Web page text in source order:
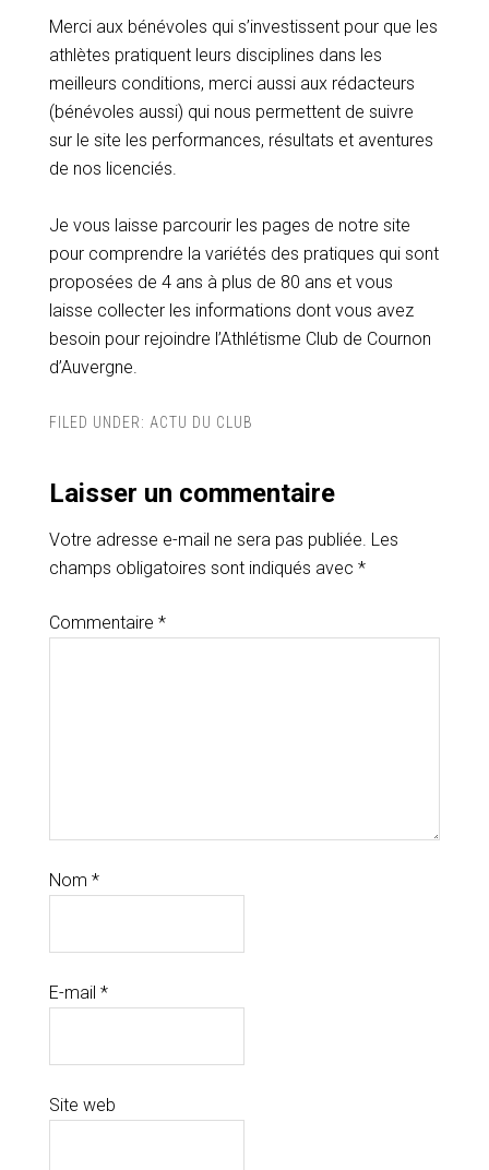
Merci aux bénévoles qui s’investissent pour que les
athlètes pratiquent leurs disciplines dans les
meilleurs conditions, merci aussi aux rédacteurs
(bénévoles aussi) qui nous permettent de suivre
sur le site les performances, résultats et aventures
de nos licenciés.
Je vous laisse parcourir les pages de notre site
pour comprendre la variétés des pratiques qui sont
proposées de 4 ans à plus de 80 ans et vous
laisse collecter les informations dont vous avez
besoin pour rejoindre l’Athlétisme Club de Cournon
d’Auvergne.
FILED UNDER: ACTU DU CLUB
Laisser un commentaire
Votre adresse e-mail ne sera pas publiée. Les
champs obligatoires sont indiqués avec *
Commentaire *
Nom *
E-mail *
Site web